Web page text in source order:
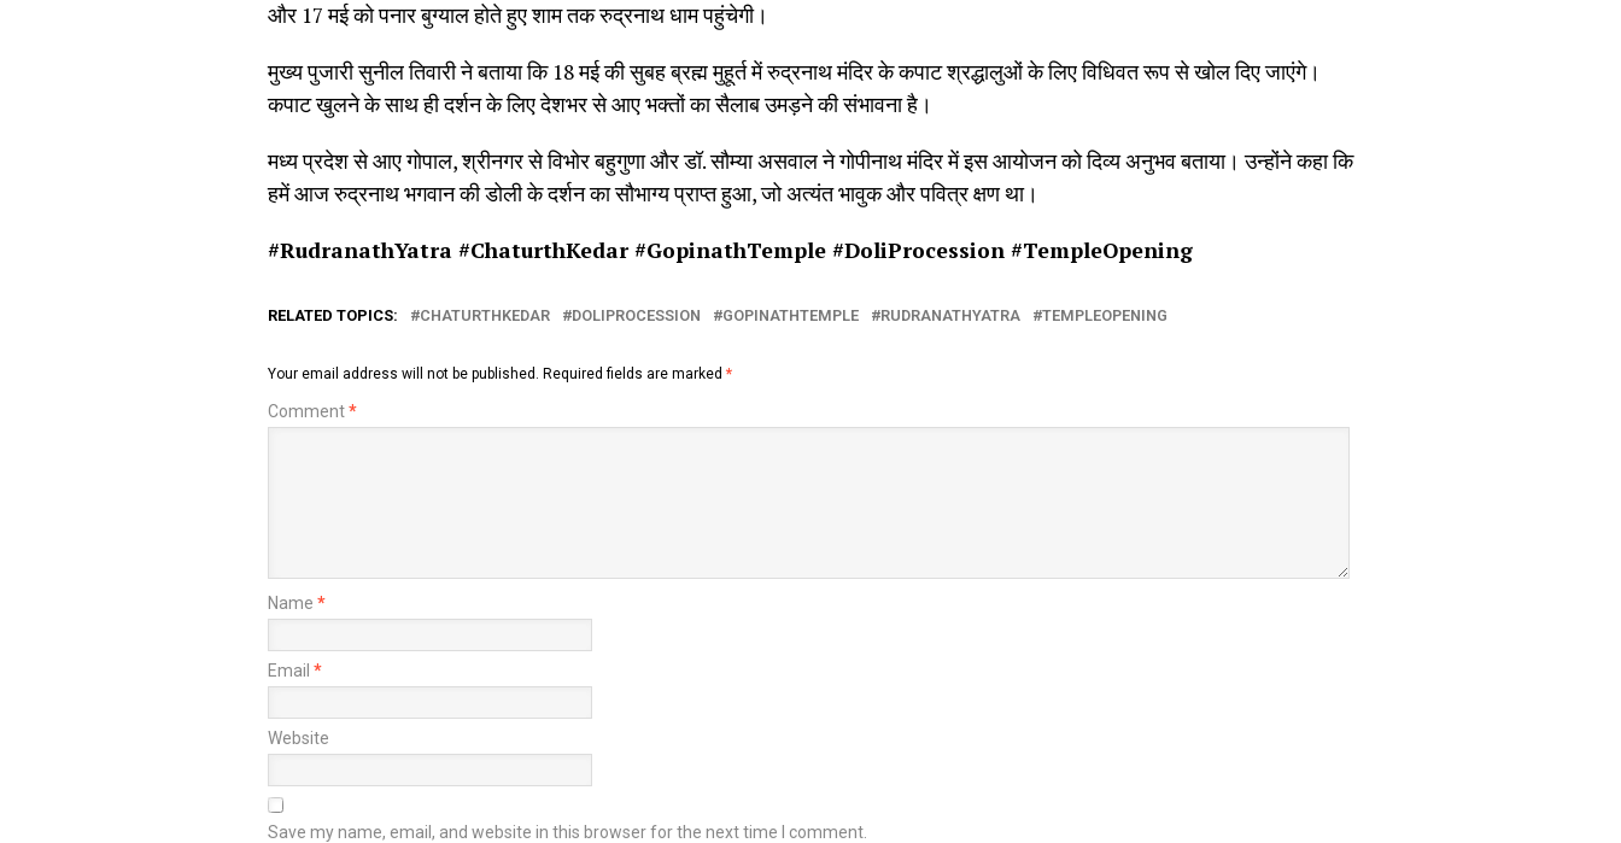
और 17 मई को पनार बुग्याल होते हुए शाम तक रुद्रनाथ धाम पहुंचेगी।
मुख्य पुजारी सुनील तिवारी ने बताया कि 18 मई की सुबह ब्रह्म मुहूर्त में रुद्रनाथ मंदिर के कपाट श्रद्धालुओं के लिए विधिवत रूप से खोल दिए जाएंगे।
कपाट खुलने के साथ ही दर्शन के लिए देशभर से आए भक्तों का सैलाब उमड़ने की संभावना है।
मध्य प्रदेश से आए गोपाल, श्रीनगर से विभोर बहुगुणा और डॉ. सौम्या असवाल ने गोपीनाथ मंदिर में इस आयोजन को दिव्य अनुभव बताया। उन्होंने कहा कि
हमें आज रुद्रनाथ भगवान की डोली के दर्शन का सौभाग्य प्राप्त हुआ, जो अत्यंत भावुक और पवित्र क्षण था।
#RudranathYatra #ChaturthKedar #GopinathTemple #DoliProcession #TempleOpening
RELATED TOPICS: CHATURTHKEDAR DOLIPROCESSION GOPINATHTEMPLE RUDRANATHYATRA TEMPLEOPENING
Your email address will not be published. Required fields are marked *
Comment*
Name *
Email *
Website
Save my name, email, and website in this browser for the next time I comment.